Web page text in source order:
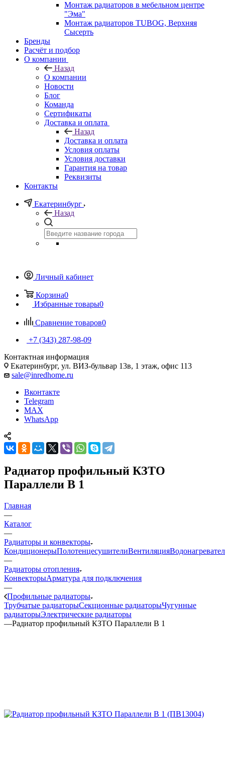
Монтаж радиаторов в мебельном центре
"Эма"
Монтаж радиаторов TUBOG, Верхняя
Сысерть
Бренды
Расчёт и подбор
О компании
Назад
О компании
Новости
Блог
Команда
Сертификаты
Доставка и оплата
Назад
Доставка и оплата
Условия оплаты
Условия доставки
Гарантия на товар
Реквизиты
Контакты
Екатеринбург
Назад
Личный кабинет
Корзина0
Избранные товары0
Сравнение товаров0
+7 (343) 287-98-09
Контактная информация
Екатеринбург, ул. ВИЗ-бульвар 13в, 1 этаж, офис 113
sale@inredhome.ru
Вконтакте
Telegram
MAX
WhatsApp
Радиатор профильный КЗТО
Параллели B 1
Главная
—
Каталог
—
Радиаторы и конвекторы
КондиционерыПолотенцесушителиВентиляция
—
Радиаторы отопления
КонвекторыАрматура для подключения
—
Профильные радиаторы
Трубчатые радиаторыСекционные радиаторыЧугунные
радиаторыЭлектрические радиаторы
—Радиатор профильный КЗТО Параллели B 1